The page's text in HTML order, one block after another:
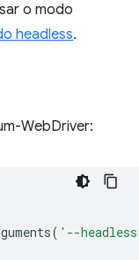
o modo
headless.
WebDriver:
( '--